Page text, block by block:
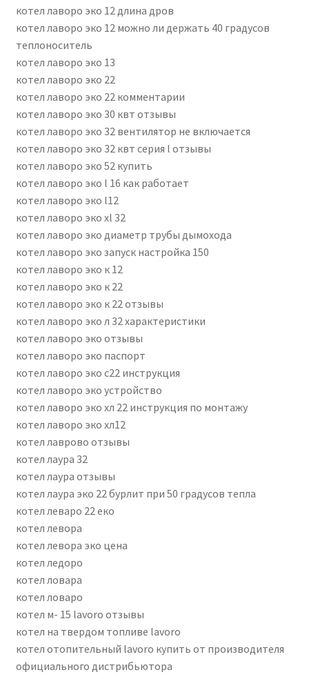
котел лаворо эко 12 длина дров
котел лаворо эко 12 можно ли держать 40 градусов
теплоноситель
котел лаворо эко 13
котел лаворо эко 22
котел лаворо эко 22 комментарии
котел лаворо эко 30 квт отзывы
котел лаворо эко 32 вентилятор не включается
котел лаворо эко 32 квт серия l отзывы
котел лаворо эко 52 купить
котел лаворо эко l 16 как работает
котел лаворо эко l12
котел лаворо эко xl 32
котел лаворо эко диаметр трубы дымохода
котел лаворо эко запуск настройка 150
котел лаворо эко к 12
котел лаворо эко к 22
котел лаворо эко к 22 отзывы
котел лаворо эко л 32 характеристики
котел лаворо эко отзывы
котел лаворо эко паспорт
котел лаворо эко с22 инструкция
котел лаворо эко устройство
котел лаворо эко хл 22 инструкция по монтажу
котел лаворо эко хл12
котел лаврово отзывы
котел лаура 32
котел лаура отзывы
котел лаура эко 22 бурлит при 50 градусов тепла
котел леваро 22 еко
котел левора
котел левора эко цена
котел ледоро
котел ловара
котел ловаро
котел м- 15 lavoro отзывы
котел на твердом топливе lavoro
котел отопительный lavoro купить от производителя
официального дистрибьютора